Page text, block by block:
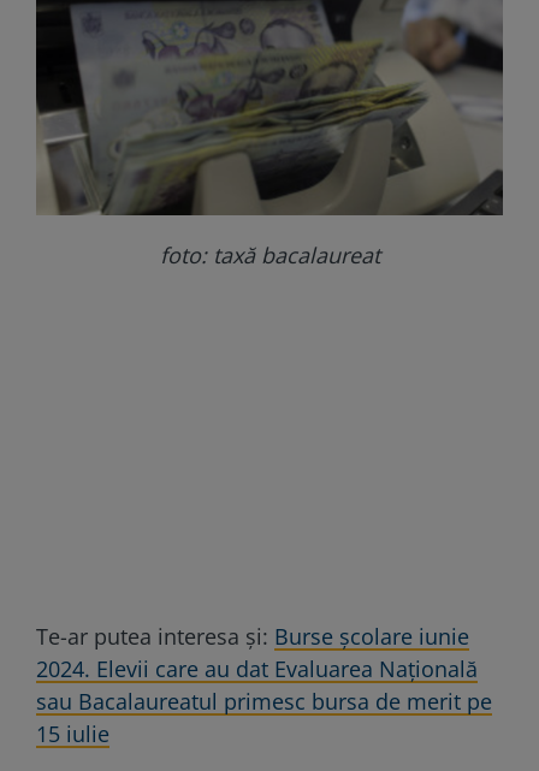
foto: taxă bacalaureat
Te-ar putea interesa și: Burse școlare iunie
2024. Elevii care au dat Evaluarea Națională
sau Bacalaureatul primesc bursa de merit pe
15 iulie